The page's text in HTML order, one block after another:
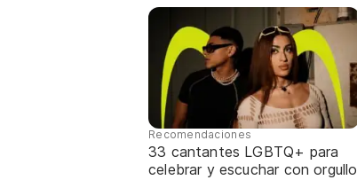
Recomendaciones
33 cantantes LGBTQ+ para
celebrar y escuchar con orgullo